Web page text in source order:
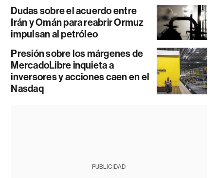
Dudas sobre el acuerdo entre
Irán y Omán para reabrir Ormuz
impulsan al petróleo
Presión sobre los márgenes de
MercadoLibre inquieta a
inversores y acciones caen en el
Nasdaq
PUBLICIDAD